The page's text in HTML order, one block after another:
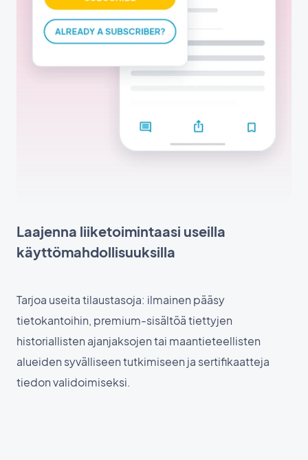
Laajenna liiketoimintaasi useilla
käyttömahdollisuuksilla
Tarjoa useita tilaustasoja: ilmainen pääsy
tietokantoihin, premium-sisältöä tiettyjen
historiallisten ajanjaksojen tai maantieteellisten
alueiden syvälliseen tutkimiseen ja sertifikaatteja
tiedon validoimiseksi.